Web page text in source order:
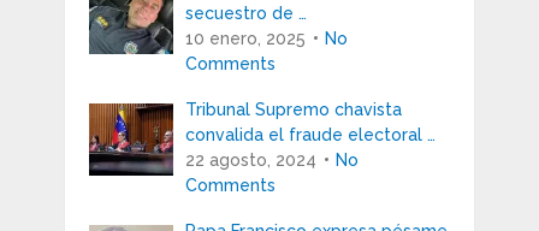
secuestro de …
10 enero, 2025
No
Comments
Tribunal Supremo chavista
convalida el fraude electoral …
22 agosto, 2024
No
Comments